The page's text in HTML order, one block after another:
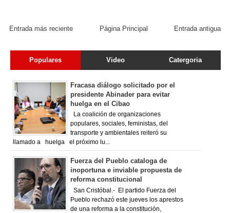
Entrada más reciente Entrada antigua
Página Principal
Populares Video Catergoria
Fracasa diálogo solicitado por el
presidente Abinader para evitar
huelga en el Cibao
La coalición de organizaciones
populares, sociales, feministas, del
transporte y ambientales reiteró su
llamado a huelga el próximo lu...
Fuerza del Pueblo cataloga de
inoportuna e inviable propuesta de
reforma constitucional
San Cristóbal.- El partido Fuerza del
Pueblo rechazó este jueves los aprestos
de una reforma a la constitución,